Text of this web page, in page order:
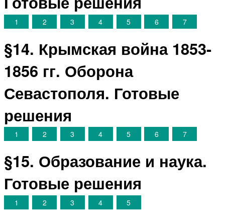
1 2 3 4 5 6 7
§14. Крымская война 1853-
1856 гг. Оборона
Севастополя. Готовые
решения
1 2 3 4 5 6 7
§15. Образование и наука.
Готовые решения
1 2 3 4 5